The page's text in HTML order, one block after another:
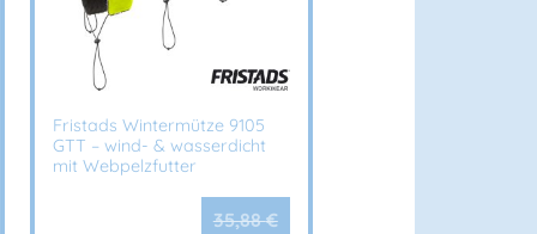
Fristads Wintermütze 9105
GTT – wind- & wasserdicht
mit Webpelzfutter
35,88€